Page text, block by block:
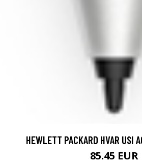
HEWLETT PACKARD HVAR USI
85.45 EUR